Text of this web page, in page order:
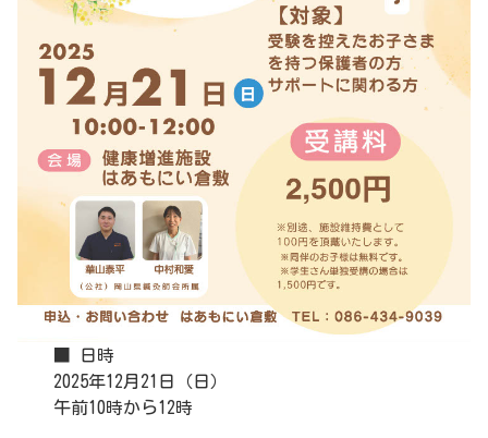
■ 日時
2025年12月21日（日）
午前10時から12時